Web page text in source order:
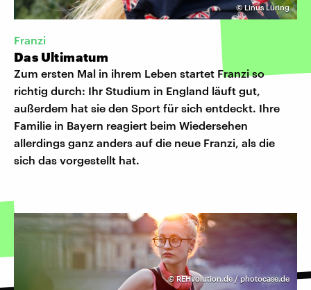
©Linus Lüring
Franzi
Das Ultimatum
Zum ersten Mal in ihrem Leben startet Franzi so
richtig durch: Ihr Studium in England läuft gut,
außerdem hat sie den Sport für sich entdeckt. Ihre
Familie in Bayern reagiert beim Wiedersehen
allerdings ganz anders auf die neue Franzi, als die
sich das vorgestellt hat.
©REHvolution.de / photocase.de